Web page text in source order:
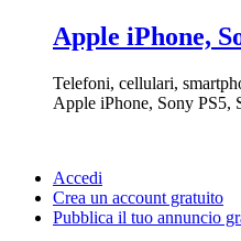
Apple iPhone,
Telefoni, cellulari,
Apple iPhone, Sony PS5,
Accedi
Crea un account gratuito
Pubblica il tuo annuncio